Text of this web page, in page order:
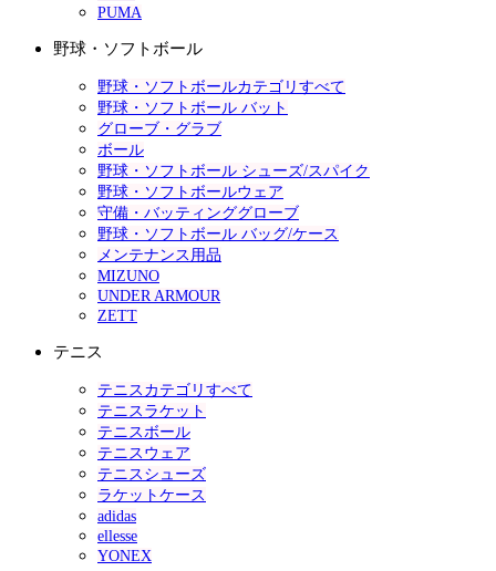
PUMA
野球・ソフトボール
野球・ソフトボールカテゴリすべて
野球・ソフトボール バット
グローブ・グラブ
ボール
野球・ソフトボール シューズ/スパイク
野球・ソフトボールウェア
守備・バッティンググローブ
野球・ソフトボール バッグ/ケース
メンテナンス用品
MIZUNO
UNDER ARMOUR
ZETT
テニス
テニスカテゴリすべて
テニスラケット
テニスボール
テニスウェア
テニスシューズ
ラケットケース
adidas
ellesse
YONEX